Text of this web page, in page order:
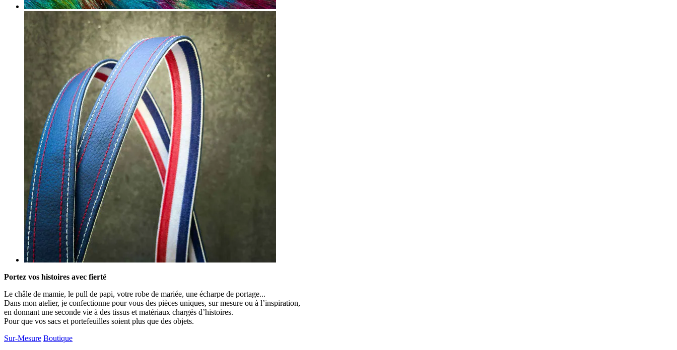
Portez vos histoires avec fierté
Le châle de mamie, le pull de papi, votre robe de mariée, une écharpe de portage...
Dans mon atelier, je confectionne pour vous des pièces uniques, sur mesure ou à l’inspiration,
en donnant une seconde vie à des tissus et matériaux chargés d’histoires.
Pour que vos sacs et portefeuilles soient plus que des objets.
Sur-Mesure Boutique